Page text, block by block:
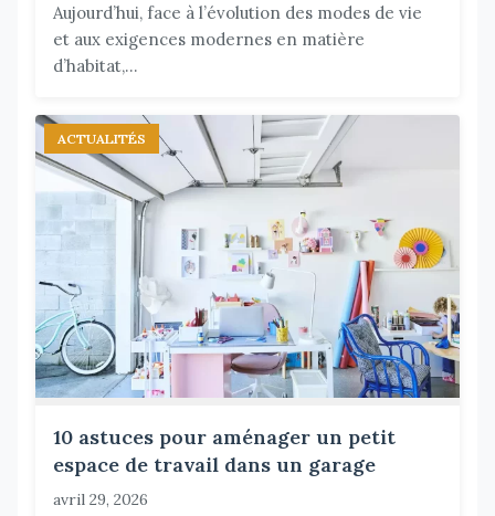
Aujourd’hui, face à l’évolution des modes de vie
et aux exigences modernes en matière
d’habitat,...
ACTUALITÉS
10 astuces pour aménager un petit
espace de travail dans un garage
avril 29, 2026